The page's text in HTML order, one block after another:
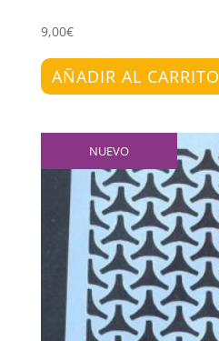
9,00€
AÑADIR AL CARRITO
NUEVO